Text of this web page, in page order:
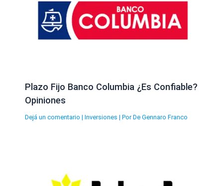
Plazo Fijo Banco Columbia ¿Es Confiable?
Opiniones
Dejá un comentario | Inversiones | Por De Gennaro Franco